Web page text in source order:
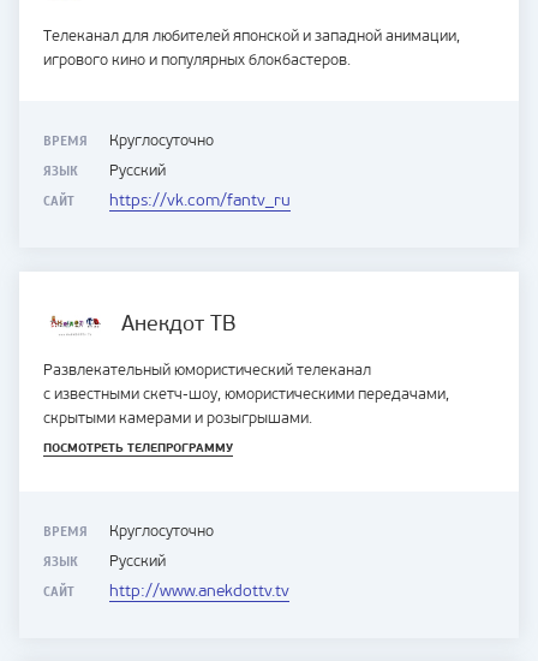
Телеканал для любителей японской и западной анимации,
игрового кино и популярных блокбастеров.
ВРЕМЯ Круглосуточно
ЯЗЫК Русский
САЙТ https://vk.com/fantv_ru
Анекдот ТВ
Развлекательный юмористический телеканал
с известными скетч-шоу, юмористическими передачами,
скрытыми камерами и розыгрышами.
ПОСМОТРЕТЬ ТЕЛЕПРОГРАММУ
ВРЕМЯ Круглосуточно
ЯЗЫК Русский
САЙТ http://www.anekdottv.tv